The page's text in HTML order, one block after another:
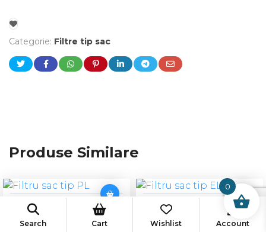
Categorie: Filtre tip sac
Produse Similare
Filtru sac tip PL Filtru sac tip EL
Search Cart Wishlist Account
0